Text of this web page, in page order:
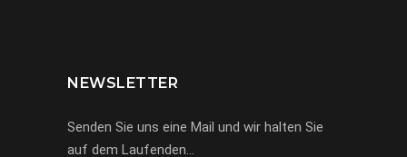
NEWSLETTER
Senden Sie uns eine Mail und wir halten Sie
auf dem Laufenden…